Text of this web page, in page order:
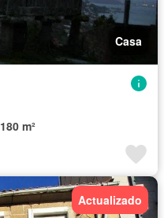
Casa
180 m²
Actualizado